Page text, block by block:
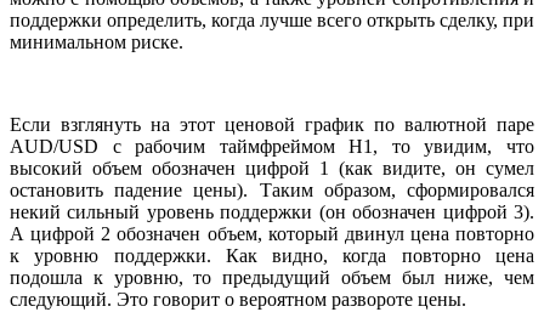
поддержки определить, когда лучше всего открыть сделку, при
минимальном риске.
Если взглянуть на этот ценовой график по валютной паре
AUD/USD с рабочим таймфреймом Н1, то увидим, что
высокий объем обозначен цифрой 1 (как видите, он сумел
остановить падение цены). Таким образом, сформировался
некий сильный уровень поддержки (он обозначен цифрой 3).
А цифрой 2 обозначен объем, который двинул цена повторно
к уровню поддержки. Как видно, когда повторно цена
подошла к уровню, то предыдущий объем был ниже, чем
следующий. Это говорит о вероятном развороте цены.